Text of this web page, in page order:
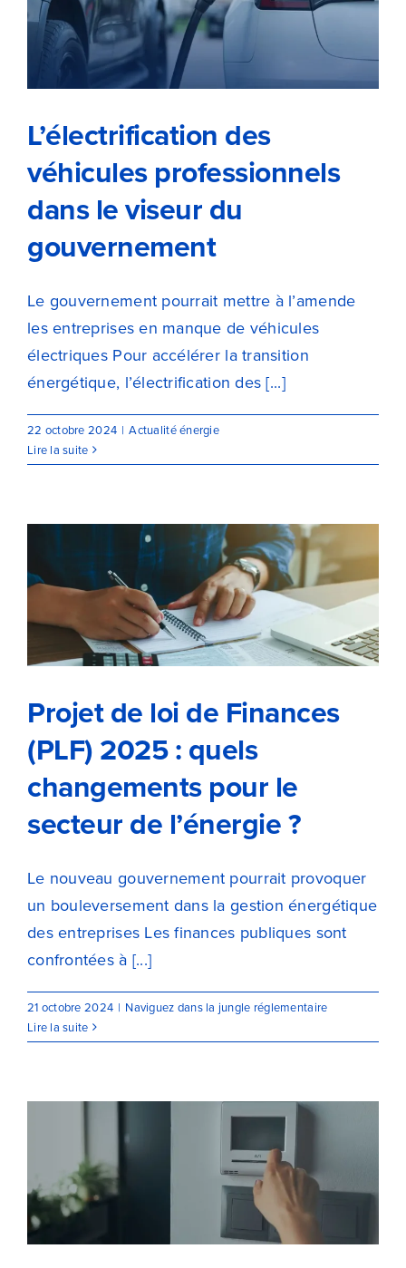
L’électrification des véhicules
professionnels dans le viseur du
gouvernement
L’électrification des
véhicules professionnels
dans le viseur du
gouvernement
Le gouvernement pourrait mettre à l’amende
les entreprises en manque de véhicules
électriques Pour accélérer la transition
énergétique, l’électrification des [...]
22 octobre 2024 | Actualité énergie
Lire la suite
Projet de loi de Finances (PLF)
2025 : quels changements pour
le secteur de l’énergie ?
Projet de loi de Finances
(PLF) 2025 : quels
changements pour le
secteur de l’énergie ?
Le nouveau gouvernement pourrait provoquer
un bouleversement dans la gestion énergétique
des entreprises Les finances publiques sont
confrontées à [...]
21 octobre 2024 | Naviguez dans la jungle réglementaire
Lire la suite
Le gouvernement annonce une
nouvelle campagne de
promotion de la sobriété
énergétique